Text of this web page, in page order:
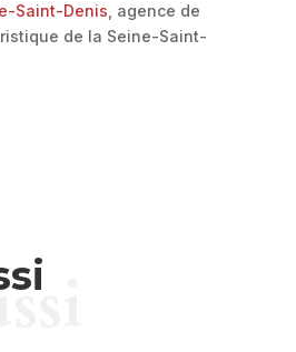
Saint-Denis , agence de
de la Seine-Saint-